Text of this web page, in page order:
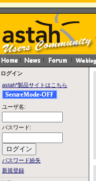
ログイン
astah*製品サイトはこちら
ユーザ名:
パスワード:
パスワード紛失
新規登録